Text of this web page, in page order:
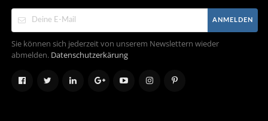
ANMELDEN
Sie können sich jederzeit von unserem Newslettern wieder
abmelden. Datenschutzerkärung